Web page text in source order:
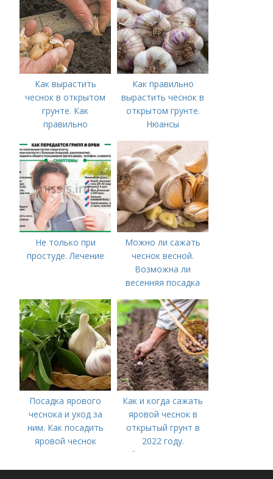
Как вырастить
чеснок в открытом
грунте. Как
правильно
открытом грунте
Как правильно
вырастить чеснок в
открытом грунте.
Нюансы
озимого чеснока
Не только при
простуде. Лечение
Можно ли сажать
чеснок весной.
Возможна ли
весенняя посадка
лучше делать
Посадка ярового
чеснока и уход за
ним. Как посадить
яровой чеснок
Как и когда сажать
яровой чеснок в
открытый грунт в
2022 году.
Добавление статьи в
новую подборку